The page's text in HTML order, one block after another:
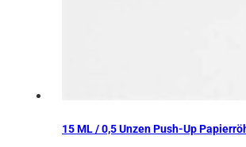
15 ML / 0,5 Unzen Push-Up